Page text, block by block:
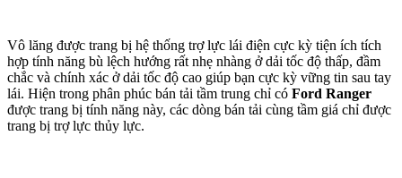
Vô lăng được trang bị hệ thống trợ lực lái điện cực kỳ tiện ích tích
hợp tính năng bù lệch hướng rất nhẹ nhàng ở dải tốc độ thấp, đầm
chắc và chính xác ở dải tốc độ cao giúp bạn cực kỳ vững tin sau tay
lái. Hiện trong phân phúc bán tải tầm trung chỉ có Ford Ranger
được trang bị tính năng này, các dòng bán tải cùng tầm giá chỉ được
trang bị trợ lực thủy lực.